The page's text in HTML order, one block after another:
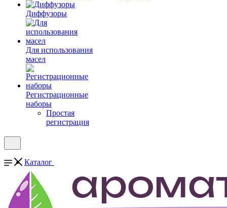
Диффузоры
Для использования
масел
Регистрационные
наборы
Простая
регистрация
Каталог